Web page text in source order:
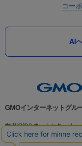
コー
AI
GMOインターネットグル
世界初総合ネットセキュリテ
パスワード漏洩診断
Web